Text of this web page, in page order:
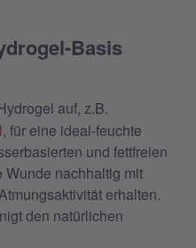
Basis
auf, z.B.
, für eine ideal-feuchte
und fettfreien
Wunde nachhaltig mit
erhalten.
den natürlichen